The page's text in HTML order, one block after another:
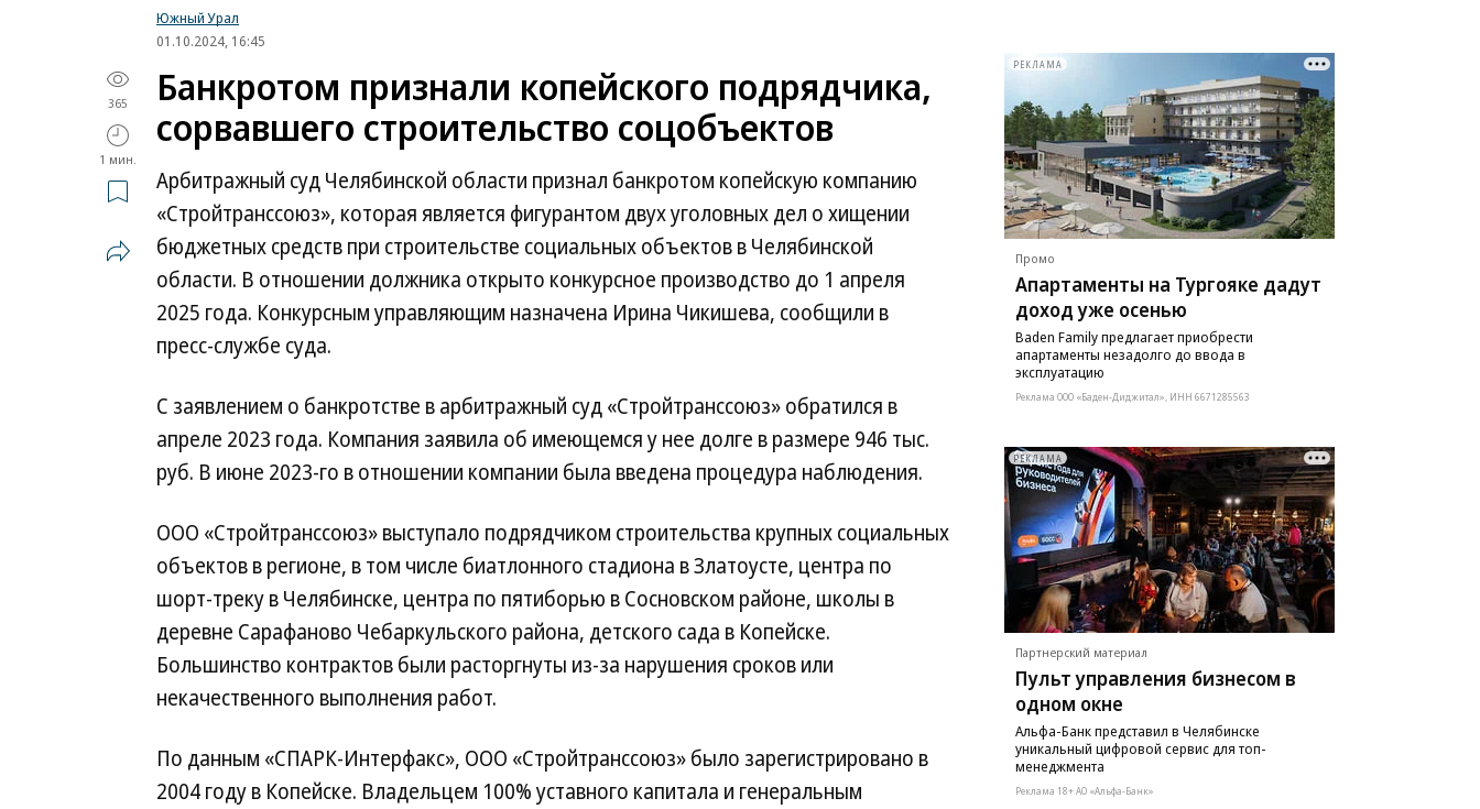
Южный Урал
01.10.2024, 16:45
365
1 мин.
Банкротом признали копейского подрядчика,
сорвавшего строительство соцобъектов
Арбитражный суд Челябинской области признал банкротом копейскую компанию
«Стройтранссоюз», которая является фигурантом двух уголовных дел о хищении
бюджетных средств при строительстве социальных объектов в Челябинской
области. В отношении должника открыто конкурсное производство до 1 апреля
2025 года. Конкурсным управляющим назначена Ирина Чикишева, сообщили в
пресс-службе суда.
С заявлением о банкротстве в арбитражный суд «Стройтранссоюз» обратился в
апреле 2023 года. Компания заявила об имеющемся у нее долге в размере 946 тыс.
руб. В июне 2023-го в отношении компании была введена процедура наблюдения.
ООО «Стройтранссоюз» выступало подрядчиком строительства крупных социальных
объектов в регионе, в том числе биатлонного стадиона в Златоусте, центра по
шорт-треку в Челябинске, центра по пятиборью в Сосновском районе, школы в
деревне Сарафаново Чебаркульского района, детского сада в Копейске.
Большинство контрактов были расторгнуты из-за нарушения сроков или
некачественного выполнения работ.
По данным «СПАРК-Интерфакс», ООО «Стройтранссоюз» было зарегистрировано в
2004 году в Копейске. Владельцем 100% уставного капитала и генеральным
Промо
Апартаменты на Тургояке дадут
доход уже осенью
Baden Family предлагает приобрести
апартаменты незадолго до ввода в
эксплуатацию
Реклама ООО «Баден-Диджитал», ИНН 6671285563
РЕКЛАМА
Партнерский материал
Пульт управления бизнесом в
одном окне
Альфа-Банк представил в Челябинске
уникальный цифровой сервис для топ-
менеджмента
Реклама 18+ АО «Альфа-Банк»
РЕКЛАМА